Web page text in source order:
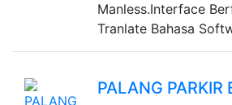
Manless.Interface
Tranlate Bahasa
PALANG PARKIR